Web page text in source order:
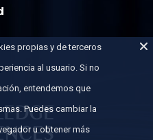
propias y de terceros
al usuario. Si no
entendemos que
Puedes cambiar la
u obtener más